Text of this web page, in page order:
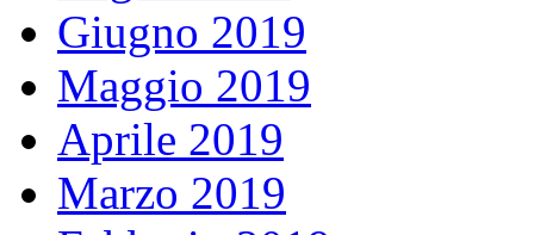
Giugno 2019
Maggio 2019
Aprile 2019
Marzo 2019